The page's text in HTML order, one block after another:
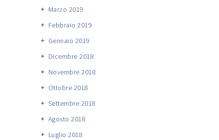
Marzo 2019
Febbraio 2019
Gennaio 2019
Dicembre 2018
Novembre 2018
Ottobre 2018
Settembre 2018
Agosto 2018
Luglio 2018